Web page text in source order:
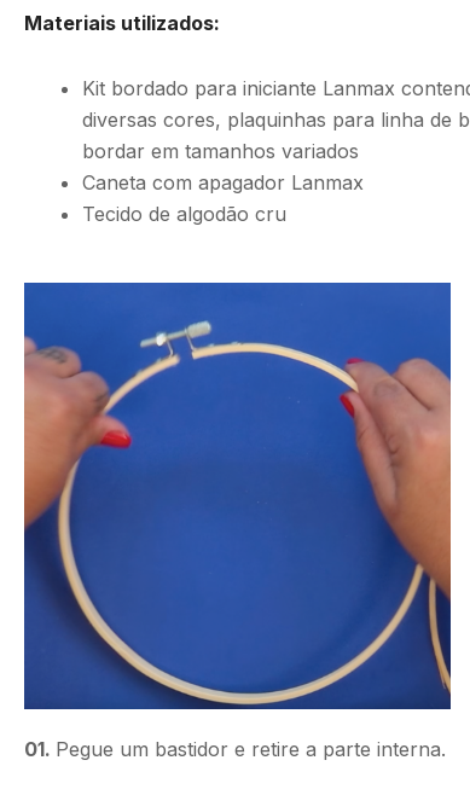
Materiais utilizados:
Kit bordado para iniciante Lanmax
diversas cores, plaquinhas para linha de
bordar em tamanhos variados
Caneta com apagador Lanmax
Tecido de algodão cru
01. Pegue um bastidor e retire a parte interna.